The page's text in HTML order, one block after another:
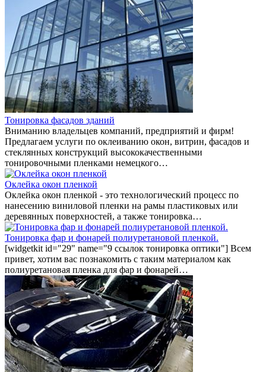
Тонировка фасадов зданий
Вниманию владельцев компаний, предприятий и фирм!
Предлагаем услуги по оклеиванию окон, витрин, фасадов и
стеклянных конструкций высококачественными
тонировочными пленками немецкого…
Оклейка окон пленкой
Оклейка окон пленкой - это технологический процесс по
нанесению виниловой пленки на рамы пластиковых или
деревянных поверхностей, а также тонировка…
Тонировка фар и фонарей полиуретановой пленкой.
[widgetkit id="29" name="9 ссылок тонировка оптики"] Всем
привет, хотим вас познакомить с таким материалом как
полиуретановая пленка для фар и фонарей…